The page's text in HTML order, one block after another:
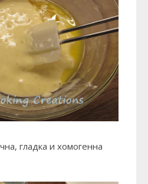
гладка и хомогенна